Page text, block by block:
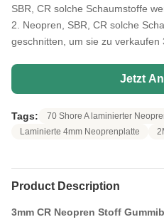
SBR, CR solche Schaumstoffe
2. Neopren, SBR, CR solche
geschnitten, um sie zu verkaufen
Jetzt
Tags:
70 Shore A laminierter
Laminierte 4mm Neoprenplatte
Product Description
3mm CR Neopren Stoff